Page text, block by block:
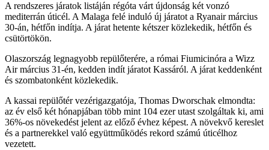
A rendszeres járatok listáján régóta várt újdonság két vonzó
mediterrán úticél. A Malaga felé induló új járatot a Ryanair március
30-án, hétfőn indítja. A járat hetente kétszer közlekedik, hétfőn és
csütörtökön.
Olaszország legnagyobb repülőterére, a római Fiumicinóra a Wizz
Air március 31-én, kedden indít járatot Kassáról. A járat keddenként
és szombatonként közlekedik.
A kassai repülőtér vezérigazgatója, Thomas Dworschak elmondta:
az év első két hónapjában több mint 104 ezer utast szolgáltak ki, ami
36%-os növekedést jelent az előző évhez képest. A növekvő kereslet
és a partnerekkel való együttműködés rekord számú úticélhoz
vezetett.